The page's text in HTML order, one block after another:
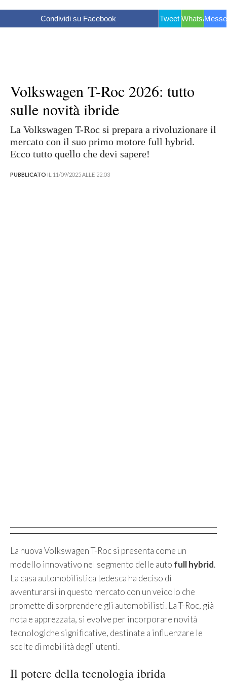
Condividi su Facebook Tweet WhatsApp
Volkswagen T-Roc 2026: tutto
sulle novità ibride
La Volkswagen T-Roc si prepara a rivoluzionare il
mercato con il suo primo motore full hybrid.
Ecco tutto quello che devi sapere!
PUBBLICATO IL 11/09/2025 ALLE 22:03
La nuova Volkswagen T-Roc si presenta come un
modello innovativo nel segmento delle auto full hybrid.
La casa automobilistica tedesca ha deciso di
avventurarsi in questo mercato con un veicolo che
promette di sorprendere gli automobilisti. La T-Roc, già
nota e apprezzata, si evolve per incorporare novità
tecnologiche significative, destinate a influenzare le
scelte di mobilità degli utenti.
Il potere della tecnologia ibrida